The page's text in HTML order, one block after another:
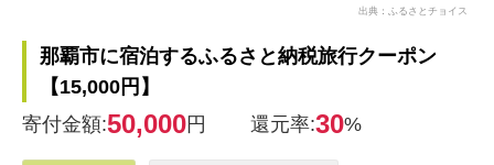
出典：ふるさとチョイス
那覇市に宿泊するふるさと納税旅行クーポン
【15,000円】
寄付金額:50,000円 還元率:30%